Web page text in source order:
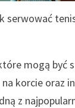
serwować
mogą być
korcie oraz
z